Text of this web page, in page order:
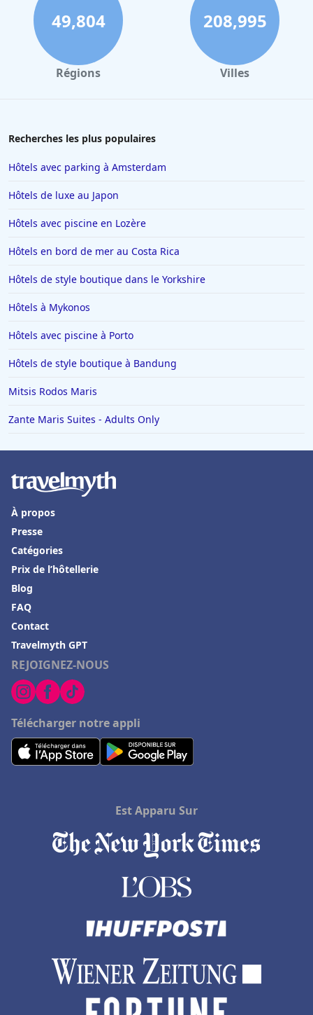
49,804
Régions
208,995
Villes
Recherches les plus populaires
Hôtels avec parking à Amsterdam
Hôtels de luxe au Japon
Hôtels avec piscine en Lozère
Hôtels en bord de mer au Costa Rica
Hôtels de style boutique dans le Yorkshire
Hôtels à Mykonos
Hôtels avec piscine à Porto
Hôtels de style boutique à Bandung
Mitsis Rodos Maris
Zante Maris Suites - Adults Only
REJOIGNEZ-NOUS
Télécharger notre appli
À propos
Presse
Catégories
Prix de l’hôtellerie
Blog
FAQ
Contact
Travelmyth GPT
Est Apparu Sur